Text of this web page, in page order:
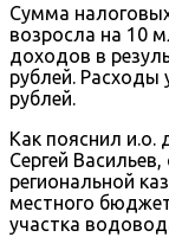
Сумма
возросла на 10
доходов в
рублей. Расходы
рублей.
Как пояснил и.о.
Сергей
региональной
местного
участка